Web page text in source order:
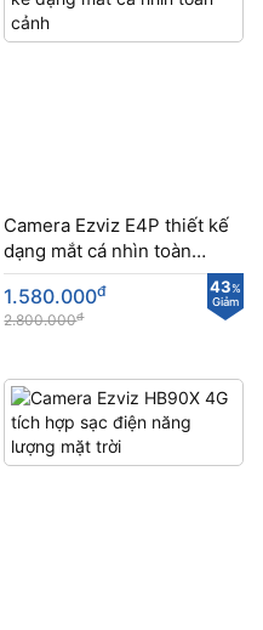
Camera Ezviz E4P thiết kế
dạng mắt cá nhìn toàn
cảnh
43%
Giảm
1.580.000đ
2.800.000đ